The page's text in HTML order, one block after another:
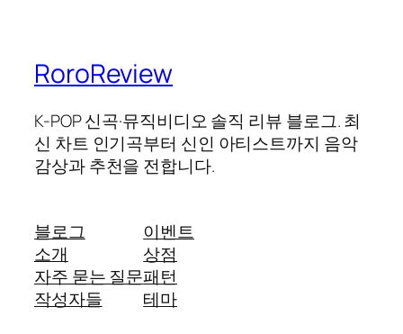
RoroReview
K-POP 신곡·뮤직비디오 솔직 리뷰 블로그. 최
신 차트 인기곡부터 신인 아티스트까지 음악
감상과 추천을 전합니다.
블로그
소개
자주 묻는 질문
작성자들
이벤트
상점
패턴
테마